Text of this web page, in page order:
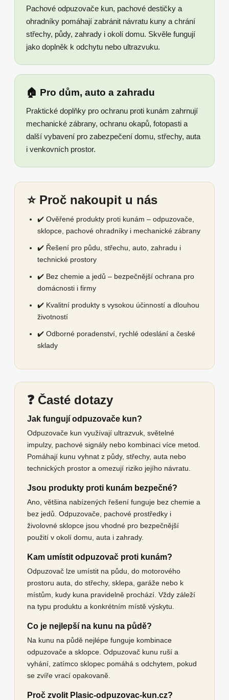
Pachové odpuzovače kun, pachové destičky a
ohradníky pomáhají zabránit návratu kuny a chrání
střechy, půdy, zahrady i okolí domu. Skvěle fungují
jako doplněk k odchytu nebo ultrazvuku.
🏠 Pro dům, auto a zahradu
Praktické doplňky pro ochranu proti kunám zahrnují
mechanické zábrany, ochranu okapů, fotopasti a
další vybavení pro zabezpečení domu, střechy, auta
i venkovních prostor.
⭐ Proč nakoupit u nás
✔️ Ověřené produkty proti kunám – odpuzovače,
sklopce, pachové ohradníky i mechanické zábrany
✔️ Řešení pro půdu, střechu, auto, zahradu i
technické prostory
✔️ Bez chemie a jedů – bezpečnější ochrana pro
domácnosti i firmy
✔️ Kvalitní produkty s vysokou účinností a dlouhou
životností
✔️ Odborné poradenství, rychlé odeslání a české
sklady
❓ Časté dotazy
Jak fungují odpuzovače kun?
Odpuzovače kun využívají ultrazvuk, světelné
impulzy, pachové signály nebo kombinaci více metod.
Pomáhají kunu vyhnat z půdy, střechy, auta nebo
technických prostor a omezují riziko jejího návratu.
Jsou produkty proti kunám bezpečné?
Ano, většina nabízených řešení funguje bez chemie a
bez jedů. Odpuzovače, pachové prostředky i
živolovné sklopce jsou vhodné pro bezpečnější
použití v okolí domu, auta i zahrady.
Kam umístit odpuzovač proti kunám?
Odpuzovač lze umístit na půdu, do motorového
prostoru auta, do střechy, sklepa, garáže nebo k
místům, kudy kuna pravidelně prochází. Vždy záleží
na typu produktu a konkrétním místě výskytu.
Co je nejlepší na kunu na půdě?
Na kunu na půdě nejlépe funguje kombinace
odpuzovače a sklopce. Odpuzovač kunu ruší a
vyhání, zatímco sklopec pomáhá s odchytem, pokud
se zvíře vrací opakovaně.
Proč zvolit Plasic-odpuzovac-kun.cz?